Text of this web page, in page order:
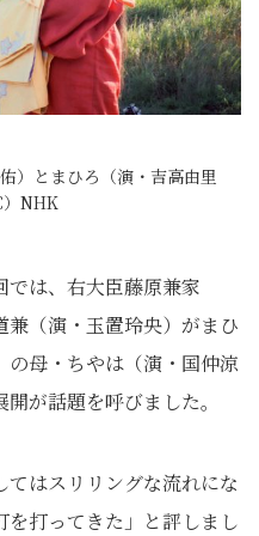
）とまひろ（演・吉高由里
）NHK
では、右大臣藤原兼家
兼（演・玉置玲央）がまひ
の母・ちやは（演・国仲涼
が話題を呼びました。
はスリリングな流れにな
を打ってきた」と評しまし